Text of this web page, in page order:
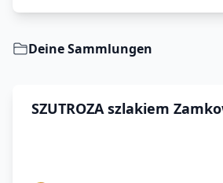
Deine Sammlungen
SZUTROZA szlakiem